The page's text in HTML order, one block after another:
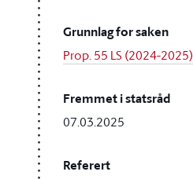
Grunnlag for saken
Prop. 55 LS (2024-2025)
Fremmet i statsråd
07.03.2025
Referert